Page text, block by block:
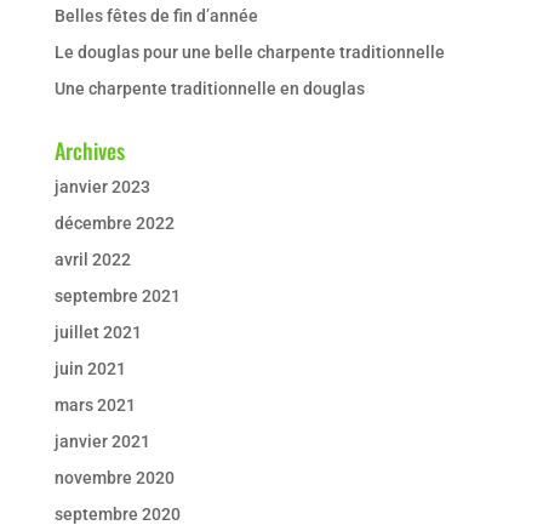
Belles fêtes de fin d’année
Le douglas pour une belle charpente traditionnelle
Une charpente traditionnelle en douglas
Archives
janvier 2023
décembre 2022
avril 2022
septembre 2021
juillet 2021
juin 2021
mars 2021
janvier 2021
novembre 2020
septembre 2020